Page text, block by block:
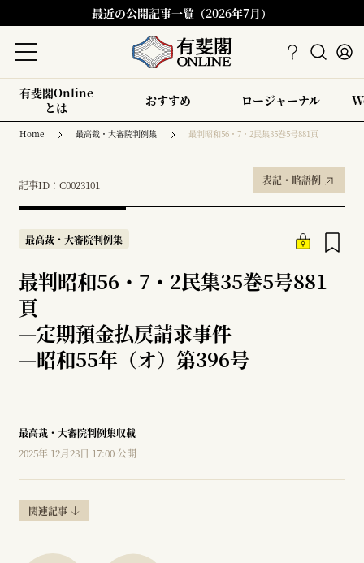
最近の公開記事一覧（2026年7月）
有斐閣Online
とは
おすすめ ロージャーナル
Home 最高裁・大審院判例集 最判昭和56・7・2民集35巻5号881頁
記事ID：C0023101 表記・略語例
最高裁・大審院判例集
最判昭和56・7・2民集35巻5号881
頁
—定期預金払戻請求事件
—昭和55年（オ）第396号
最高裁・大審院判例集収載
2025年 12月23日 17:00 公開
関連記事